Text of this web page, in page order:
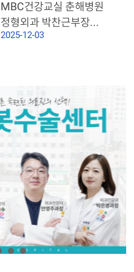
MBC건강교실 춘해병원
정형외과 박찬근부장...
2025-12-03